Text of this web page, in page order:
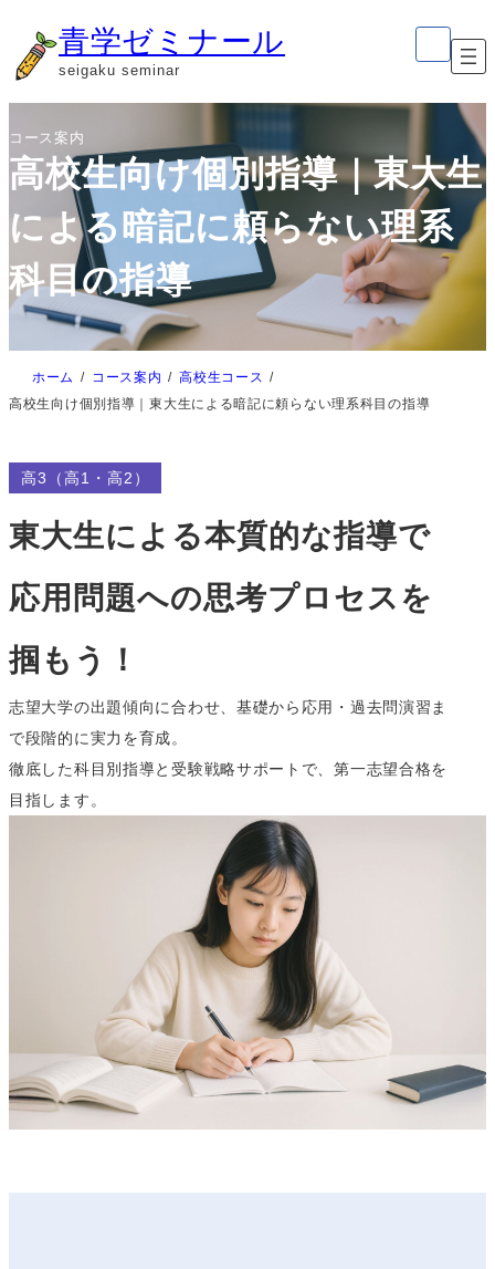
を
キ
ッ
青学ゼミナール
seigaku seminar
ア
コ
コース案内
高校生向け個別指導｜東大生
による暗記に頼らない理系
科目の指導
ホーム コース案内
高校生コース
高校生向け個別指導｜東大生による暗記に頼らない理系科目の指導
高3（高1・高2）
東大生による本質的な指導で
応用問題への思考プロセスを
掴もう！
志望大学の出題傾向に合わせ、基礎から応用・過去問演習ま
で段階的に実力を育成。
徹底した科目別指導と受験戦略サポートで、第一志望合格を
目指します。